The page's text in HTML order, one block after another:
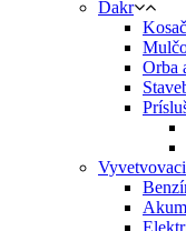
Dakr
Orba